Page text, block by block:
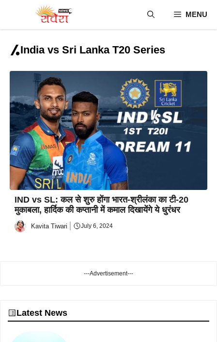
content
MENU
India vs Sri Lanka T20 Series
IND vs SL: कल से शुरु होंगा भारत-श्रीलंका का टी-20
मुकाबला, हार्दिक की कप्तानी में कमाल दिखायेंगे ये धुरंधर
Kavita Tiwari July 6, 2024
---Advertisement---
Latest News